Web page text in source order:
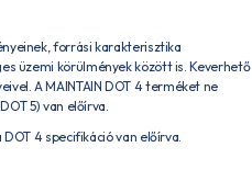
forrási karakterisztika
üzemi körülmények között is. Keverhető
A MAINTAIN DOT 4 terméket ne
5) van előírva.
4 specifikáció van előírva.